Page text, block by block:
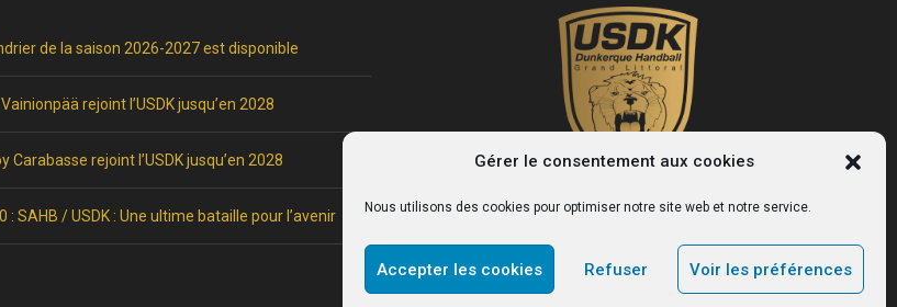
Gérer le consentement aux cookies
Nous utilisons des cookies pour optimiser notre site web et notre service.
Accepter les cookies Refuser Voir les préférences
de la saison 2026-2027 est disponible
rejoint l’USDK jusqu’en 2028
Carabasse rejoint l’USDK jusqu’en 2028
: SAHB / USDK : Une ultime bataille pour l’avenir
Le site officiel du club de handball de Dunkerque.